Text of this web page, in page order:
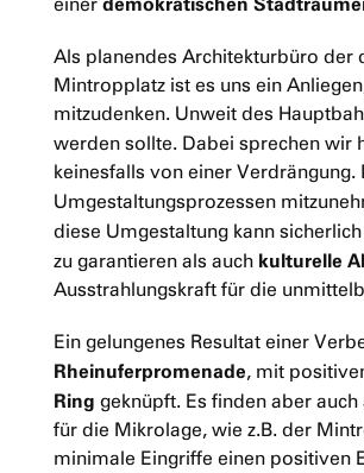
Als planendes Architekturbüro der
Mintropplatz ist es uns ein
mitzudenken. Unweit des
werden sollte. Dabei sprechen wir
keinesfalls von einer
Umgestaltungsprozessen
diese Umgestaltung kann
zu garantieren als auch kulturelle
Ausstrahlungskraft für die
Ein gelungenes Resultat einer
Rheinuferpromenade, mit
Ring geknüpft. Es finden aber
für die Mikrolage, wie z.B. der
minimale Eingriffe einen positiven